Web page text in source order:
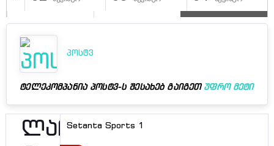
პოსტვ
ტელეკომპანია პოსტვ-ს შესახებ გაიგეთ უფრო მეტი
Setanta Sports 1